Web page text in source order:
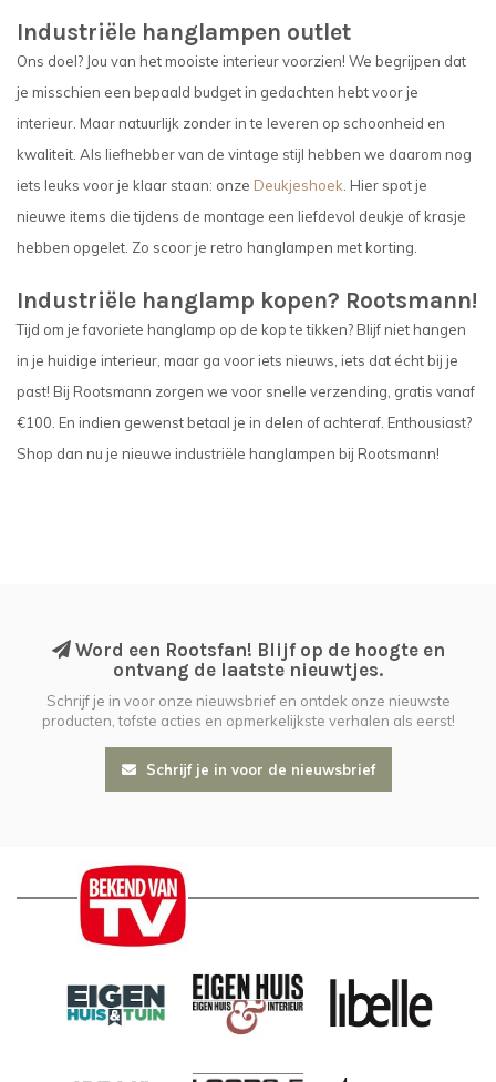
Industriële hanglampen outlet
Ons doel? Jou van het mooiste interieur voorzien! We begrijpen dat
je misschien een bepaald budget in gedachten hebt voor je
interieur. Maar natuurlijk zonder in te leveren op schoonheid en
kwaliteit. Als liefhebber van de vintage stijl hebben we daarom nog
iets leuks voor je klaar staan: onze Deukjeshoek . Hier spot je
nieuwe items die tijdens de montage een liefdevol deukje of krasje
hebben opgelet. Zo scoor je retro hanglampen met korting.
Industriële hanglamp kopen? Rootsmann!
Tijd om je favoriete hanglamp op de kop te tikken? Blijf niet hangen
in je huidige interieur, maar ga voor iets nieuws, iets dat écht bij je
past! Bij Rootsmann zorgen we voor snelle verzending, gratis vanaf
€100. En indien gewenst betaal je in delen of achteraf. Enthousiast?
Shop dan nu je nieuwe industriële hanglampen bij Rootsmann!
Word een Rootsfan! Blijf op de hoogte en
ontvang de laatste nieuwtjes.
Schrijf je in voor onze nieuwsbrief en ontdek onze nieuwste
producten, tofste acties en opmerkelijkste verhalen als eerst!
Schrijf je in voor de nieuwsbrief